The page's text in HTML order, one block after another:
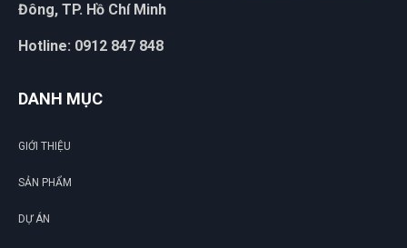
Đông, TP. Hồ Chí Minh
Hotline: 0912 847 848
DANH MỤC
GIỚI THIỆU
SẢN PHẨM
DỰ ÁN